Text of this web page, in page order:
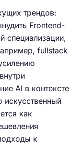
трендов:
Frontend-
специализации,
fullstack
AI в контексте
искусственный
как
к